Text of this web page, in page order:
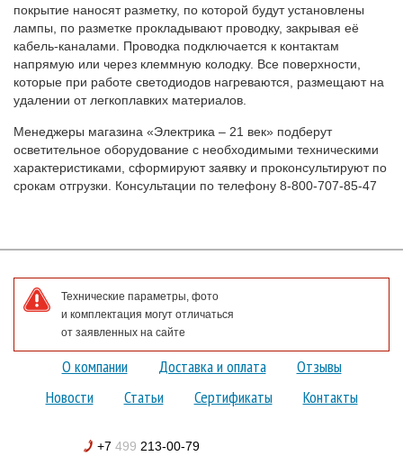
покрытие наносят разметку, по которой будут установлены
лампы, по разметке прокладывают проводку, закрывая её
кабель-каналами. Проводка подключается к контактам
напрямую или через клеммную колодку. Все поверхности,
которые при работе светодиодов нагреваются, размещают на
удалении от легкоплавких материалов.
Менеджеры магазина «Электрика – 21 век» подберут
осветительное оборудование с необходимыми техническими
характеристиками, сформируют заявку и проконсультируют по
срокам отгрузки. Консультации по телефону 8-800-707-85-47
Технические параметры, фото
и комплектация могут отличаться
от заявленных на сайте
О компании Доставка и оплата
Отзывы
Новости
Статьи Сертификаты Контакты
+7 499 213-00-79